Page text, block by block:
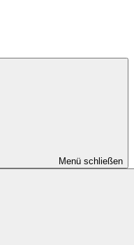
Menü schließen